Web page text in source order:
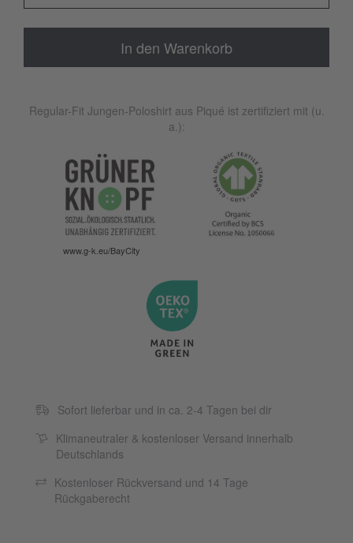
In den Warenkorb
Regular-Fit Jungen-Poloshirt aus Piqué ist zertifiziert mit (u.
a.):
www.g-k.eu/BayCity
Sofort lieferbar und in ca. 2-4 Tagen bei dir
Klimaneutraler & kostenloser Versand innerhalb
Deutschlands
Kostenloser Rückversand und 14 Tage
Rückgaberecht